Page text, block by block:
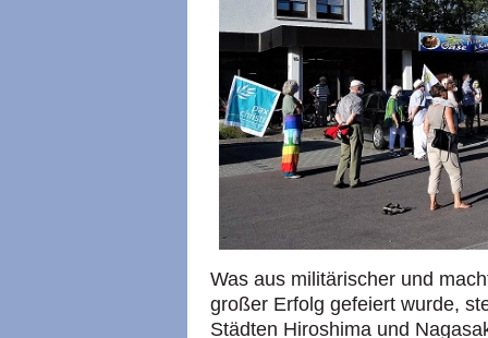
Was aus militärischer und
großer Erfolg gefeiert wurde,
Städten Hiroshima und